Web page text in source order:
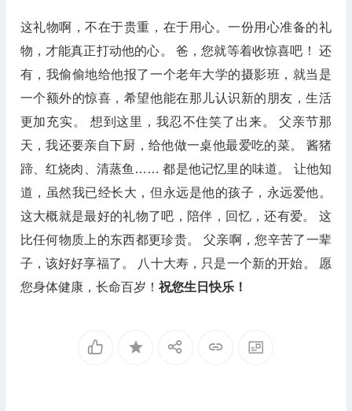
这礼物啊，不在于贵重，在于用心。一份用心准备的礼
物，才能真正打动他的心。 爸，您就等着收惊喜吧！ 还
有，我偷偷地给他报了一个老年大学的摄影班，就当是
一个额外的惊喜，希望他能在那儿认识新的朋友，生活
更加充实。 想到这里，我忍不住笑了出来。 父亲节那
天，我还要亲自下厨，给他做一桌他最爱吃的菜。 酱猪
蹄、红烧肉、清蒸鱼…… 都是他记忆里的味道。 让他知
道，虽然我已经长大，但永远是他的孩子，永远爱他。
这大概就是最好的礼物了吧，陪伴，回忆，还有爱。 这
比任何物质上的东西都更珍贵。 父亲啊，您辛苦了一辈
子，该好好享福了。 八十大寿，只是一个新的开始。 愿
您身体健康，长命百岁！ 祝您生日快乐！